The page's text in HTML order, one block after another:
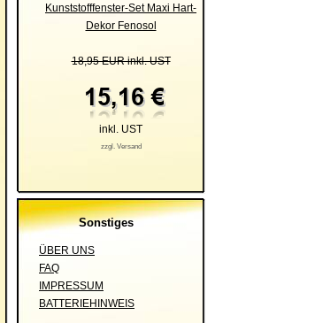
Kunststofffenster-Set Maxi Hart-
Dekor Fenosol
18,95 EUR inkl. UST
inkl. UST
zzgl. Versand
Sonstiges
ÜBER UNS
FAQ
IMPRESSUM
BATTERIEHINWEIS